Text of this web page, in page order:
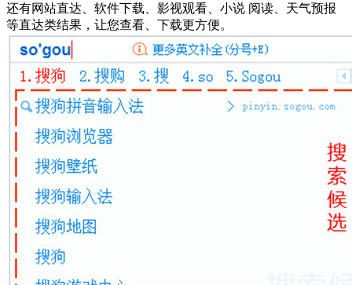
还有网站直达、软件下载、影视观看、小说 阅读、天气预报
等直达类结果，让您查看、下载更方便。